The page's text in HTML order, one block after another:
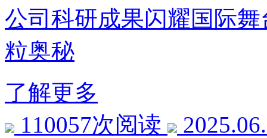
公司科研成果闪耀国际舞
粒奥秘
了解更多
110057次阅读